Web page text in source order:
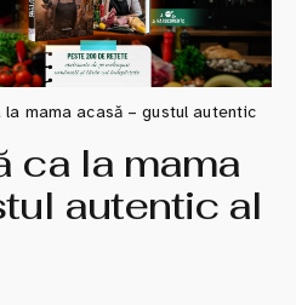
la mama acasă – gustul autentic
ca la mama
autentic al